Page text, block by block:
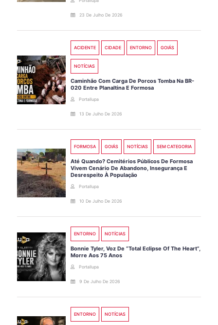
23 De Julho De 2026
ACIDENTE CIDADE ENTORNO GOIÁS
NOTÍCIAS
Caminhão Com Carga De Porcos Tomba Na BR-
020 Entre Planaltina E Formosa
Portallupa
13 De Julho De 2026
FORMOSA GOIÁS NOTÍCIAS SEM CATEGORIA
Até Quando? Cemitérios Públicos De Formosa
Vivem Cenário De Abandono, Insegurança E
Desrespeito À População
Portallupa
10 De Julho De 2026
ENTORNO NOTÍCIAS
Bonnie Tyler, Voz De “Total Eclipse Of The Heart”,
Morre Aos 75 Anos
Portallupa
9 De Julho De 2026
ENTORNO NOTÍCIAS